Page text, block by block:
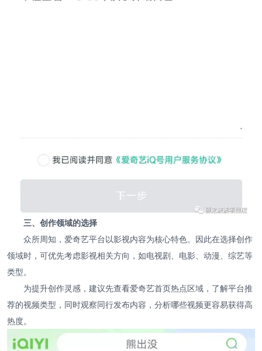
三、创作领域的选择
众所周知，爱奇艺平台以影视内容为核心特色。因此在选择创作
领域时，可优先考虑影视相关方向，如电视剧、电影、动漫、综艺等
类型。
为提升创作灵感，建议先查看爱奇艺首页热点区域，了解平台推
荐的视频类型，同时观察同行发布内容，分析哪些视频更容易获得高
热度。